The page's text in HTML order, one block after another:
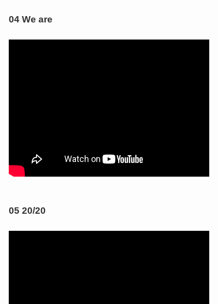
04 We are
05 20/20